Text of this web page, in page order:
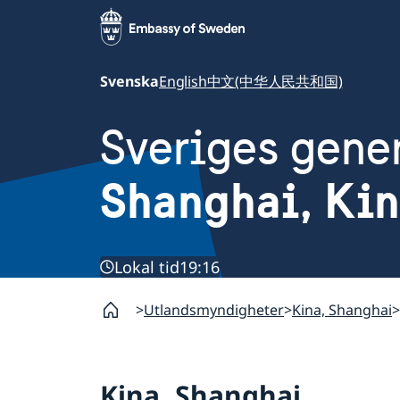
SvenskaEnglish中文(中华人民共和国)
Sveriges
Shanghai,
Lokal tid19:16
Utlandsmyndigheter Kina, Shanghai